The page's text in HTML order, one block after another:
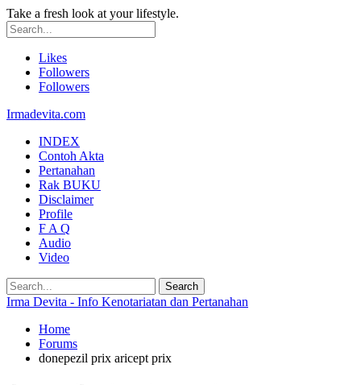
Take a fresh look at your lifestyle.
Likes
Followers
Followers
Irmadevita.com
INDEX
Contoh Akta
Pertanahan
Rak BUKU
Disclaimer
Profile
F A Q
Audio
Video
Irma Devita - Info Kenotariatan dan Pertanahan
Home
Forums
donepezil prix aricept prix